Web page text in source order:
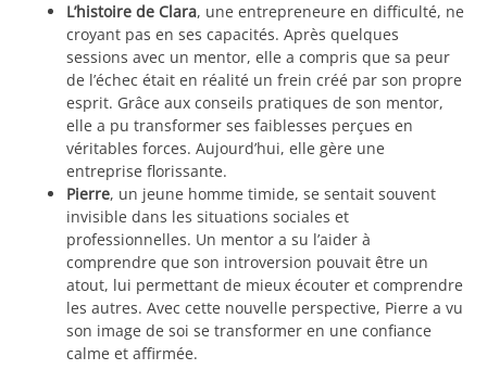
L’histoire de Clara, une entrepreneure en difficulté, ne
croyant pas en ses capacités. Après quelques
sessions avec un mentor, elle a compris que sa peur
de l’échec était en réalité un frein créé par son propre
esprit. Grâce aux conseils pratiques de son mentor,
elle a pu transformer ses faiblesses perçues en
véritables forces. Aujourd’hui, elle gère une
entreprise florissante.
Pierre, un jeune homme timide, se sentait souvent
invisible dans les situations sociales et
professionnelles. Un mentor a su l’aider à
comprendre que son introversion pouvait être un
atout, lui permettant de mieux écouter et comprendre
les autres. Avec cette nouvelle perspective, Pierre a vu
son image de soi se transformer en une confiance
calme et affirmée.